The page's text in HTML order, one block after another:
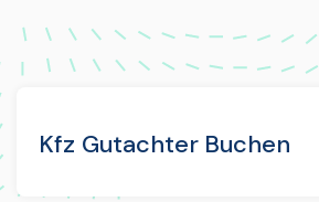
Kfz Gutachter Buchen